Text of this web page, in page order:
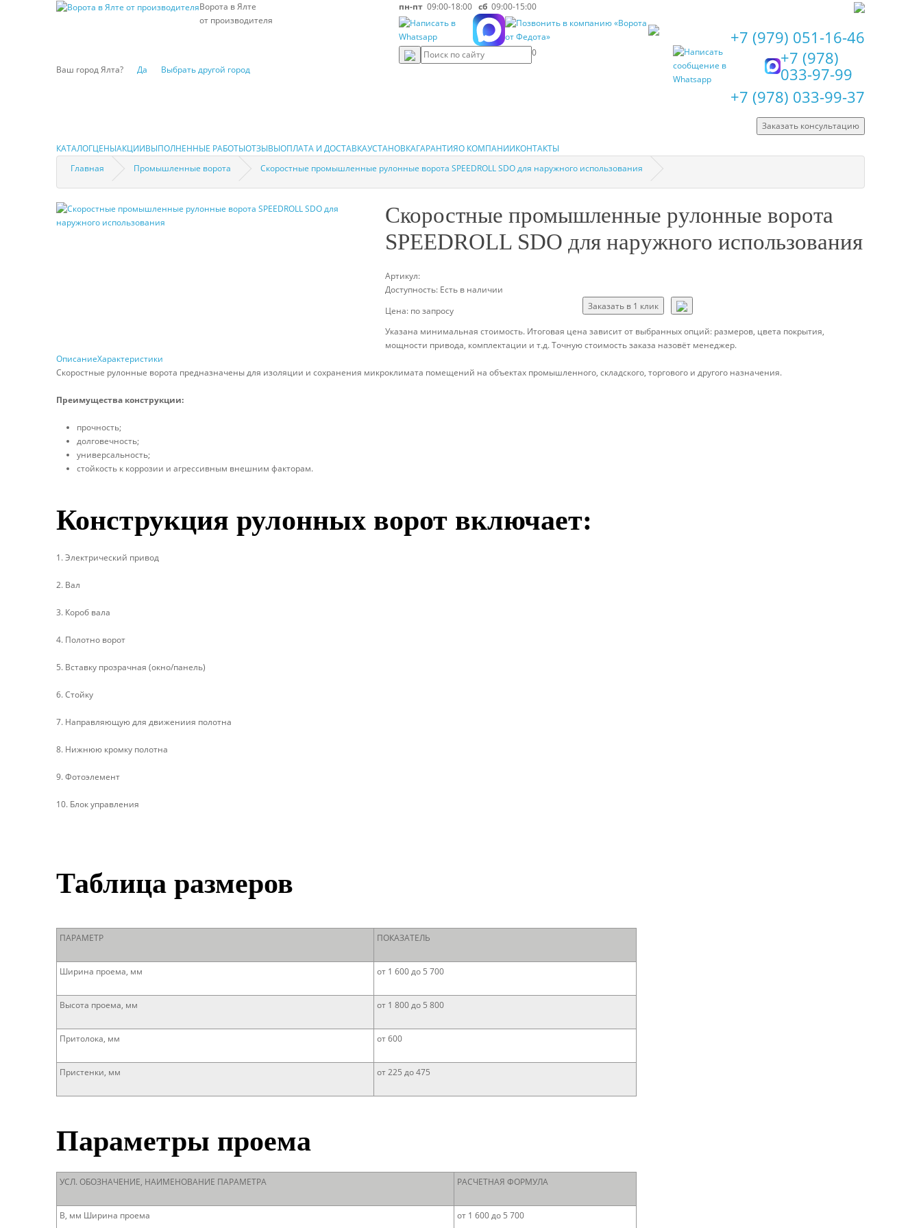
Ворота в Ялте
от производителя
Ваш город Ялта? Да Выбрать другой город
пн-пт 09:00-18:00сб 09:00-15:00
0
+7 (979) 051-16-46
+7 (978)
033-97-99
+7 (978) 033-99-37
Заказать консультацию
КАТАЛОГЦЕНЫАКЦИИВЫПОЛНЕННЫЕ РАБОТЫОТЗЫВЫОПЛАТА И ДОСТАВКАУСТАНОВКАГАРАНТИЯО КОМПАНИИКОНТАКТЫ
Главная
Промышленные ворота Скоростные промышленные рулонные ворота SPEEDROLL SDO для наружного использования
Скоростные промышленные рулонные ворота
SPEEDROLL SDO для наружного использования
Артикул:
Доступность: Есть в наличии
Цена: по запросу
Заказать в 1 клик
Указана минимальная стоимость. Итоговая цена зависит от выбранных опций: размеров, цвета покрытия,
мощности привода, комплектации и т.д. Точную стоимость заказа назовёт менеджер.
ОписаниеХарактеристики
Скоростные рулонные ворота предназначены для изоляции и сохранения микроклимата помещений на объектах промышленного, складского, торгового и другого назначения.
Преимущества конструкции:
прочность;
долговечность;
универсальность;
стойкость к коррозии и агрессивным внешним факторам.
Конструкция рулонных ворот включает:
1. Электрический привод
2. Вал
3. Короб вала
4. Полотно ворот
5. Вставку прозрачная (окно/панель)
6. Стойку
7. Направляющую для движениия полотна
8. Нижнюю кромку полотна
9. Фотоэлемент
10. Блок управления
Таблица размеров
ПАРАМЕТР ПОКАЗАТЕЛЬ
Ширина проема, мм от 1 600 до 5 700
Высота проема, мм от 1 800 до 5 800
Притолока, мм от 600
Пристенки, мм от 225 до 475
Параметры проема
УСЛ. ОБОЗНАЧЕНИЕ, НАИМЕНОВАНИЕ ПАРАМЕТРА РАСЧЕТНАЯ ФОРМУЛА
B, мм Ширина проема от 1 600 до 5 700